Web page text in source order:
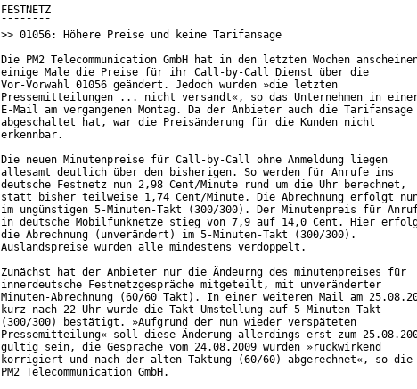
FESTNETZ
¯¯¯¯¯¯¯¯
>> 01056: Höhere Preise und keine Tarifansage
Die PM2 Telecommunication GmbH hat in den letzten Wochen
einige Male die Preise für ihr Call-by-Call Dienst über die
Vor-Vorwahl 01056 geändert. Jedoch wurden »die letzten
Pressemitteilungen ... nicht versandt«, so das Unternehmen in
E-Mail am vergangenen Montag. Da der Anbieter auch die Tarifansage
abgeschaltet hat, war die Preisänderung für die Kunden nicht
erkennbar.
Die neuen Minutenpreise für Call-by-Call ohne Anmeldung liegen
allesamt deutlich über den bisherigen. So werden für Anrufe ins
deutsche Festnetz nun 2,98 Cent/Minute rund um die Uhr berechnet,
statt bisher teilweise 1,74 Cent/Minute. Die Abrechnung erfolgt
im ungünstigen 5-Minuten-Takt (300/300). Der Minutenpreis für
in deutsche Mobilfunknetze stieg von 7,9 auf 14,0 Cent. Hier
die Abrechnung (unverändert) im 5-Minuten-Takt (300/300).
Auslandspreise wurden alle mindestens verdoppelt.
Zunächst hat der Anbieter nur die Ändeurng des minutenpreises für
innerdeutsche Festnetzgespräche mitgeteilt, mit unveränderter
Minuten-Abrechnung (60/60 Takt). In einer weiteren Mail am
kurz nach 22 Uhr wurde die Takt-Umstellung auf 5-Minuten-Takt
(300/300) bestätigt. »Aufgrund der nun wieder verspäteten
Pressemitteilung« soll diese Änderung allerdings erst zum
gültig sein, die Gespräche vom 24.08.2009 wurden »rückwirkend
korrigiert und nach der alten Taktung (60/60) abgerechnet«, so die
PM2 Telecommunication GmbH.